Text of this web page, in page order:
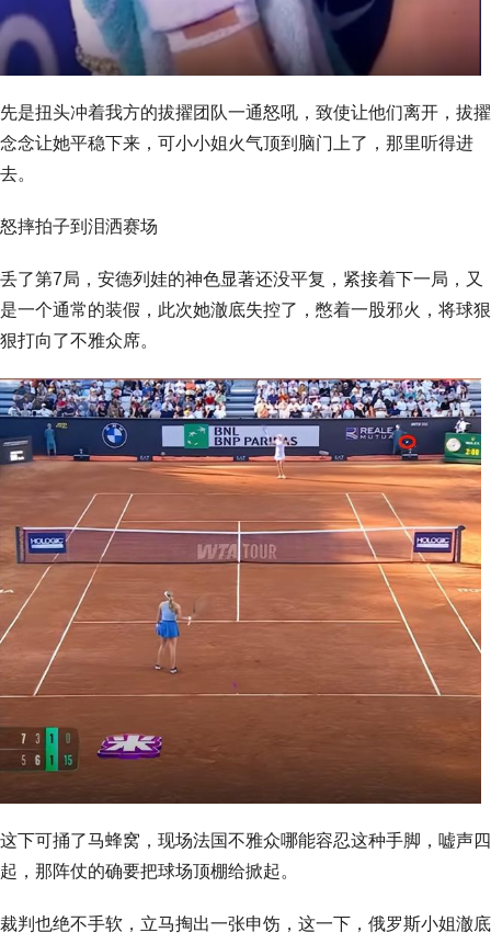
先是扭头冲着我方的拔擢团队一通怒吼，致使让他们离开，拔擢
念念让她平稳下来，可小小姐火气顶到脑门上了，那里听得进
去。
怒摔拍子到泪洒赛场
丢了第7局，安德列娃的神色显著还没平复，紧接着下一局，又
是一个通常的装假，此次她澈底失控了，憋着一股邪火，将球狠
狠打向了不雅众席。
这下可捅了马蜂窝，现场法国不雅众哪能容忍这种手脚，嘘声四
起，那阵仗的确要把球场顶棚给掀起。
裁判也绝不手软，立马掏出一张申饬，这一下，俄罗斯小姐澈底